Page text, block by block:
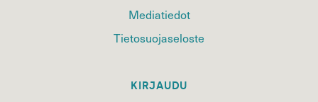
Mediatiedot
Tietosuojaseloste
KIRJAUDU